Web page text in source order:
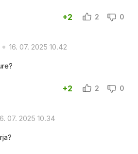
+2 2 0
16. 07. 2025 10.42
+2 2 0
07. 2025 10.34